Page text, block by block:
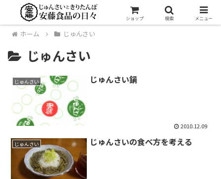
ホーム じゅんさい
じゅんさい
じゅんさい じゅんさい鍋
2010.12.09
じゅんさい じゅんさいの食べ方を考える
ショップ 検索 メニュー